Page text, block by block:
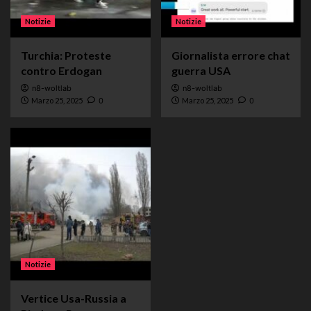
Notizie
Turchia: Proteste
contro Erdogan
n8-woltlab
Marzo 25, 2025 0
Notizie
Giornalista errore chat
guerra USA
n8-woltlab
Marzo 25, 2025 0
Notizie
Vertice Usa-Russia a